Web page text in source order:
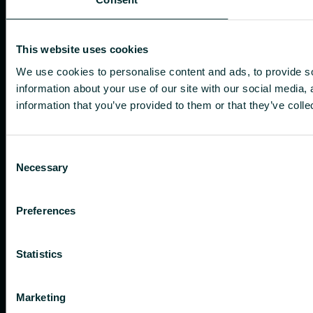
This website uses cookies
We use cookies to personalise content and ads, to provide
information about your use of our site with our social
information that you’ve provided to them or that they’ve
Selection
Necessary
Preferences
Statistics
Marketing